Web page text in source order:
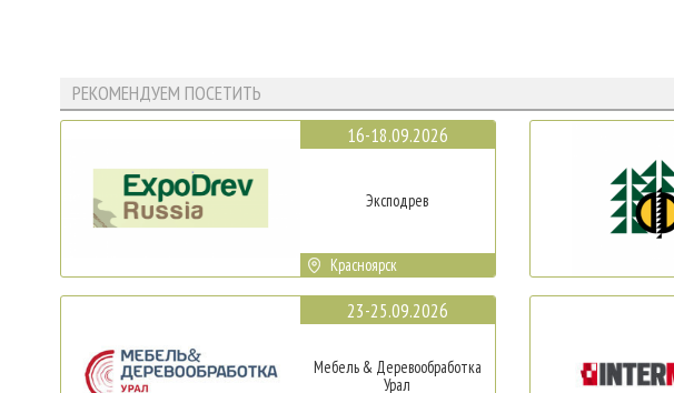
РЕКОМЕНДУЕМ ПОСЕТИТЬ
16-18.09.2026
Эксподрев
Красноярск
23-25.09.2026
Мебель & Деревообработка
Урал